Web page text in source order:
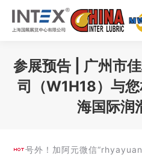
参展预告 | 广州市
司（W1H18）与
海国际润
号外！加阿元微信